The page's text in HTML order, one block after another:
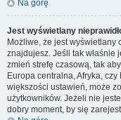
Na górę
Jest wyświetlany
Możliwe, że jest wyświetlany
znajdujesz. Jeśli tak właśnie
zmień strefę czasową, tak
Europa centralna, Afryka,
większości ustawień, może
użytkowników. Jeżeli nie
dobry moment, by się